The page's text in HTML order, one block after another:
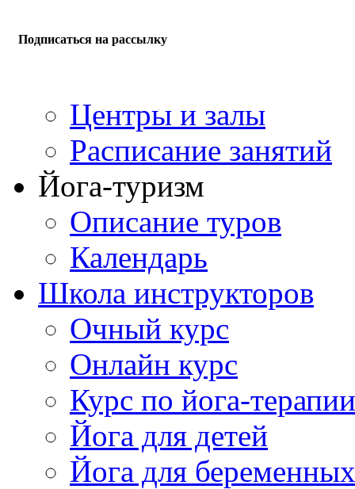
Подписаться на рассылку
Центры и залы
Расписание занятий
Йога-туризм
Описание туров
Календарь
Школа инструкторов
Очный курс
Онлайн курс
Курс по йога-терапии
Йога для детей
Йога для беременных